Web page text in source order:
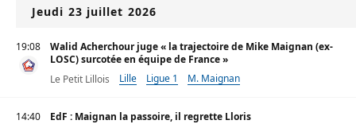
Jeudi 23 juillet 2026
19:08
Walid Acherchour juge « la trajectoire de Mike Maignan (ex-
LOSC) surcotée en équipe de France »
Le Petit Lillois
Lille Ligue 1 M. Maignan
14:40
EdF : Maignan la passoire, il regrette Lloris